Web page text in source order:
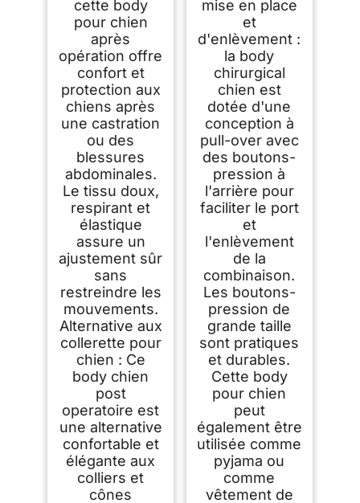
cette body
pour chien
après
opération offre
confort et
protection aux
chiens après
une castration
ou des
blessures
abdominales.
Le tissu doux,
respirant et
élastique
assure un
ajustement sûr
sans
restreindre les
mouvements.
Alternative aux
collerette pour
chien : Ce
body chien
post
operatoire est
une alternative
confortable et
élégante aux
colliers et
cônes
mise en place
et
d'enlèvement :
la body
chirurgical
chien est
dotée d'une
conception à
pull-over avec
des boutons-
pression à
l'arrière pour
faciliter le port
et
l'enlèvement
de la
combinaison.
Les boutons-
pression de
grande taille
sont pratiques
et durables.
Cette body
pour chien
peut
également être
utilisée comme
pyjama ou
comme
vêtement de